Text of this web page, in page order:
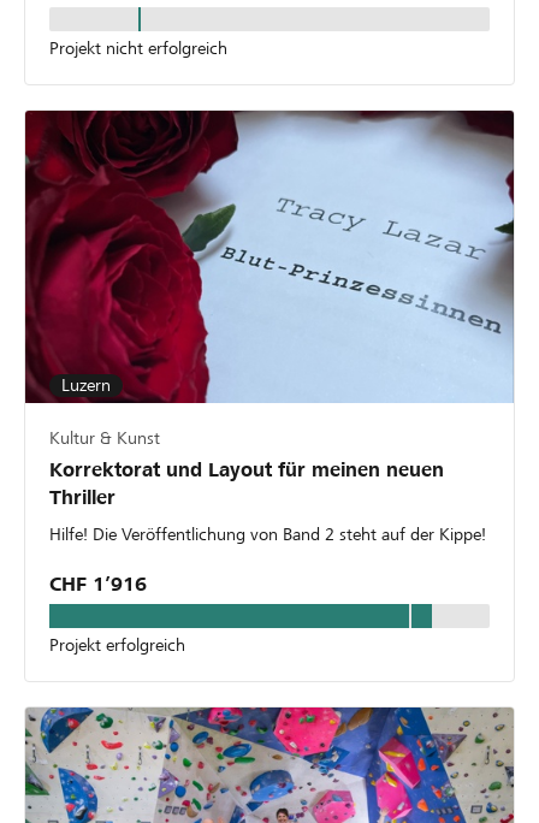
Projekt nicht erfolgreich
Luzern
Kultur & Kunst
Korrektorat und Layout für meinen neuen
Thriller
Hilfe! Die Veröffentlichung von Band 2 steht auf der Kippe!
CHF 1’916
Projekt erfolgreich